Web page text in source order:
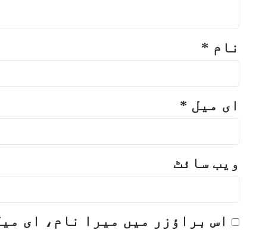
نام *
ای میل *
ویب‌ سائٹ
اس براؤزر میں میرا نام، ای